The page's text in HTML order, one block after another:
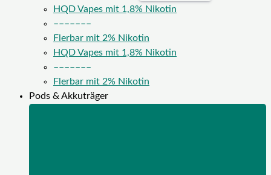
HQD Vapes mit 1,8% Nikotin
–––––––
Flerbar mit 2% Nikotin
HQD Vapes mit 1,8% Nikotin
–––––––
Flerbar mit 2% Nikotin
Pods & Akkuträger